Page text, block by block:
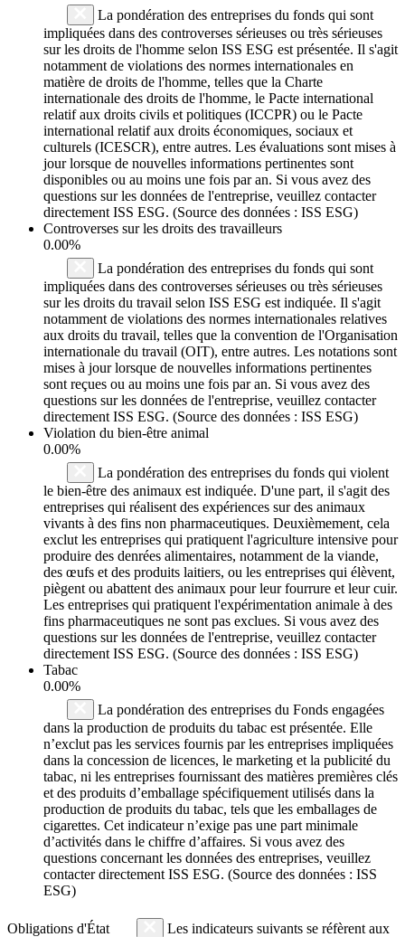
La pondération des entreprises du fonds qui sont
impliquées dans des controverses sérieuses ou très sérieuses
sur les droits de l'homme selon ISS ESG est présentée. Il s'agit
notamment de violations des normes internationales en
matière de droits de l'homme, telles que la Charte
internationale des droits de l'homme, le Pacte international
relatif aux droits civils et politiques (ICCPR) ou le Pacte
international relatif aux droits économiques, sociaux et
culturels (ICESCR), entre autres. Les évaluations sont mises à
jour lorsque de nouvelles informations pertinentes sont
disponibles ou au moins une fois par an. Si vous avez des
questions sur les données de l'entreprise, veuillez contacter
directement ISS ESG. (Source des données : ISS ESG)
Controverses sur les droits des travailleurs
0.00%
La pondération des entreprises du fonds qui sont
impliquées dans des controverses sérieuses ou très sérieuses
sur les droits du travail selon ISS ESG est indiquée. Il s'agit
notamment de violations des normes internationales relatives
aux droits du travail, telles que la convention de l'Organisation
internationale du travail (OIT), entre autres. Les notations sont
mises à jour lorsque de nouvelles informations pertinentes
sont reçues ou au moins une fois par an. Si vous avez des
questions sur les données de l'entreprise, veuillez contacter
directement ISS ESG. (Source des données : ISS ESG)
Violation du bien-être animal
0.00%
La pondération des entreprises du fonds qui violent
le bien-être des animaux est indiquée. D'une part, il s'agit des
entreprises qui réalisent des expériences sur des animaux
vivants à des fins non pharmaceutiques. Deuxièmement, cela
exclut les entreprises qui pratiquent l'agriculture intensive pour
produire des denrées alimentaires, notamment de la viande,
des œufs et des produits laitiers, ou les entreprises qui élèvent,
piègent ou abattent des animaux pour leur fourrure et leur cuir.
Les entreprises qui pratiquent l'expérimentation animale à des
fins pharmaceutiques ne sont pas exclues. Si vous avez des
questions sur les données de l'entreprise, veuillez contacter
directement ISS ESG. (Source des données : ISS ESG)
Tabac
0.00%
La pondération des entreprises du Fonds engagées
dans la production de produits du tabac est présentée. Elle
n’exclut pas les services fournis par les entreprises impliquées
dans la concession de licences, le marketing et la publicité du
tabac, ni les entreprises fournissant des matières premières clés
et des produits d’emballage spécifiquement utilisés dans la
production de produits du tabac, tels que les emballages de
cigarettes. Cet indicateur n’exige pas une part minimale
d’activités dans le chiffre d’affaires. Si vous avez des
questions concernant les données des entreprises, veuillez
contacter directement ISS ESG. (Source des données : ISS
ESG)
Obligations d'État
Les indicateurs suivants se réfèrent aux